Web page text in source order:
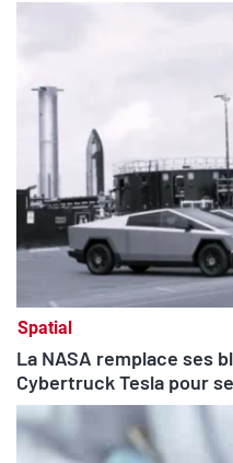
Spatial
La NASA remplace ses
Cybertruck Tesla pour